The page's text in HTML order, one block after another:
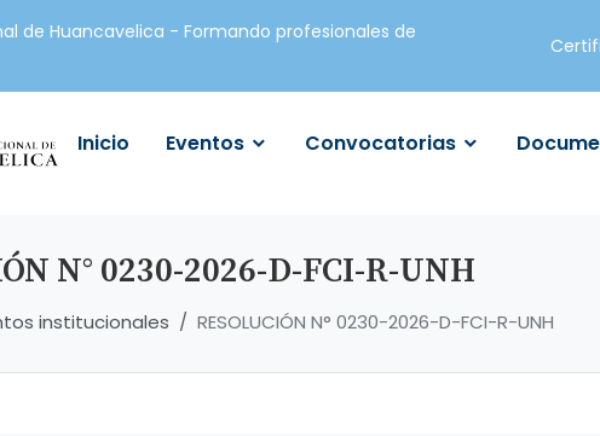
de Huancavelica - Formando profesionales de
Inicio Eventos Convocatorias
N° 0230-2026-D-FCI-R-UNH
institucionales RESOLUCIÓN N° 0230-2026-D-FCI-R-UNH